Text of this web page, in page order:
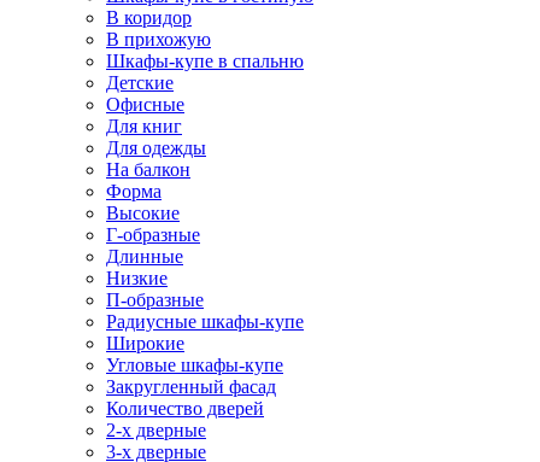
В коридор
В прихожую
Шкафы-купе в спальню
Детские
Офисные
Для книг
Для одежды
На балкон
Форма
Высокие
Г-образные
Длинные
Низкие
П-образные
Радиусные шкафы-купе
Широкие
Угловые шкафы-купе
Закругленный фасад
Количество дверей
2-х дверные
3-х дверные